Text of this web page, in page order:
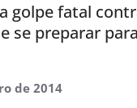
golpe fatal
se preparar
de 2014